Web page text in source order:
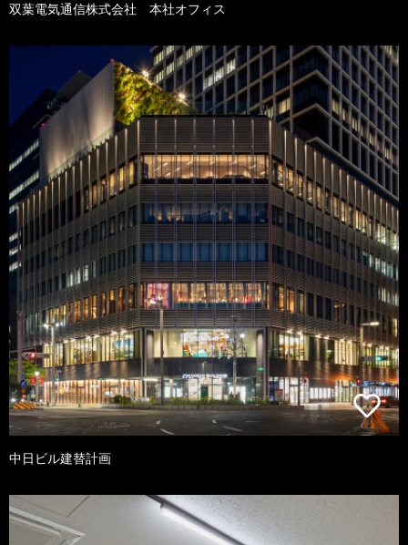
双葉電気通信株式会社 本社オフィス
中日ビル建替計画